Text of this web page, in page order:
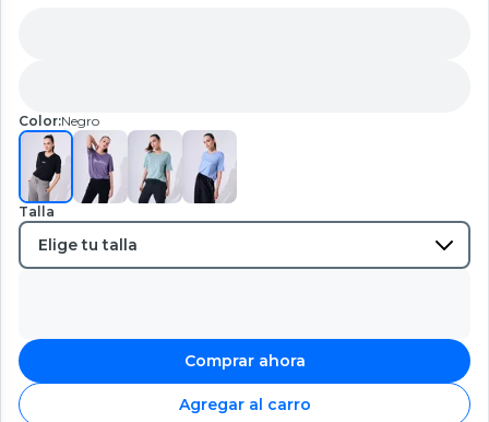
Color:Negro
Talla
Comprar ahora
Agregar al carro